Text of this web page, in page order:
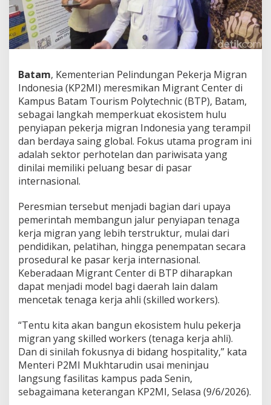
a
t
m
J
d
i
P
u
s
a
P
e
n
a
k
P
e
k
e
r
j
a
i
g
r
a
n
P
o
Batam, Kementerian Pelindungan Pekerja Migran
Indonesia (KP2MI) meresmikan Migrant Center di
Kampus Batam Tourism Polytechnic (BTP), Batam,
sebagai langkah memperkuat ekosistem hulu
penyiapan pekerja migran Indonesia yang terampil
dan berdaya saing global. Fokus utama program ini
adalah sektor perhotelan dan pariwisata yang
dinilai memiliki peluang besar di pasar
internasional.
Peresmian tersebut menjadi bagian dari upaya
pemerintah membangun jalur penyiapan tenaga
kerja migran yang lebih terstruktur, mulai dari
pendidikan, pelatihan, hingga penempatan secara
prosedural ke pasar kerja internasional.
Keberadaan Migrant Center di BTP diharapkan
dapat menjadi model bagi daerah lain dalam
mencetak tenaga kerja ahli (skilled workers).
“Tentu kita akan bangun ekosistem hulu pekerja
migran yang skilled workers (tenaga kerja ahli).
Dan di sinilah fokusnya di bidang hospitality,” kata
Menteri P2MI Mukhtarudin usai meninjau
langsung fasilitas kampus pada Senin,
sebagaimana keterangan KP2MI, Selasa (9/6/2026).